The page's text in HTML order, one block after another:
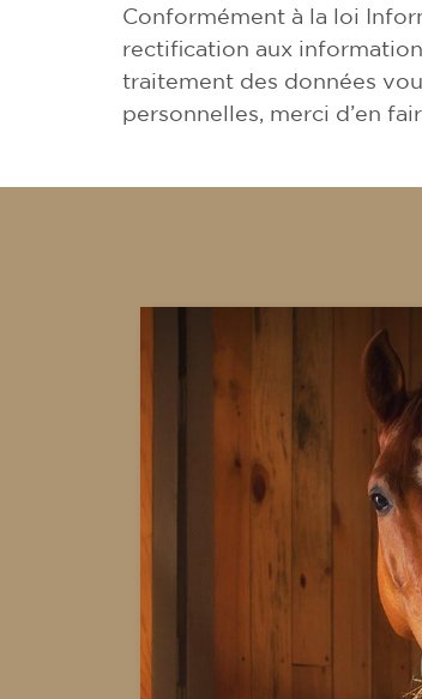
Conformément à la loi
rectification aux
traitement des données
personnelles, merci d’en